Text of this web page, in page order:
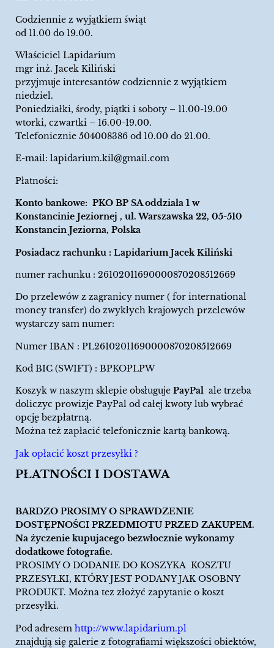
Codziennie z wyjątkiem świąt
od 11.00 do 19.00.
Właściciel Lapidarium
mgr inż. Jacek Kiliński
przyjmuje interesantów codziennie z wyjątkiem
niedziel.
Poniedziałki, środy, piątki i soboty – 11.00-19.00
wtorki, czwartki – 16.00-19.00.
Telefonicznie 504008386 od 10.00 do 21.00.
E-mail: lapidarium.kil@gmail.com
Płatności:
Konto bankowe: PKO BP SA oddziała 1 w
Konstancinie Jeziornej , ul. Warszawska 22, 05-510
Konstancin Jeziorna, Polska
Posiadacz rachunku : Lapidarium Jacek Kiliński
numer rachunku : 26102011690000870208512669
Do przelewów z zagranicy numer ( for international
money transfer) do zwykłych krajowych przelewów
wystarczy sam numer:
Numer IBAN : PL26102011690000870208512669
Kod BIC (SWIFT) : BPKOPLPW
Koszyk w naszym sklepie obsługuje PayPal ale trzeba
doliczyc prowizje PayPal od całej kwoty lub wybrać
opcję bezpłatrną.
Można też zapłacić telefonicznie kartą bankową.
Jak opłacić koszt przesyłki ?
PŁATNOŚCI I DOSTAWA
BARDZO PROSIMY O SPRAWDZENIE
DOSTĘPNOŚCI PRZEDMIOTU PRZED ZAKUPEM.
Na życzenie kupujacego bezwłocznie wykonamy
dodatkowe fotografie.
PROSIMY O DODANIE DO KOSZYKA KOSZTU
PRZESYŁKI, KTÓRY JEST PODANY JAK OSOBNY
PRODUKT. Można tez złożyć zapytanie o koszt
przesyłki.
Pod adresem http://www.lapidarium.pl
znajdują się galerie z fotografiami większości obiektów,